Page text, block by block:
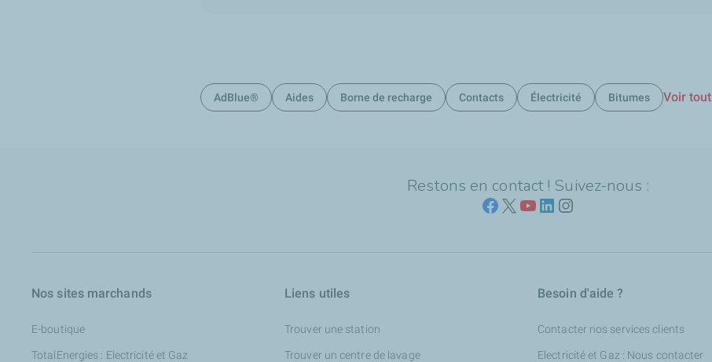
AdBlue® Aides Borne de recharge Contacts Électricité Bitumes Voir tout
Restons en contact ! Suivez-nous :
Nos sites marchands
E-boutique
TotalEnergies : Electricité et Gaz
Liens utiles
Trouver une station
Trouver un centre de lavage
Besoin d'aide ?
Contacter nos services clients
Electricité et Gaz : Nous contacter